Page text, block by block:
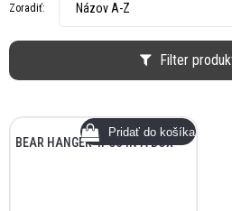
Filter
Zoradiť: Názov A-Z
BEAR HANGER 4PCS IN A BOX